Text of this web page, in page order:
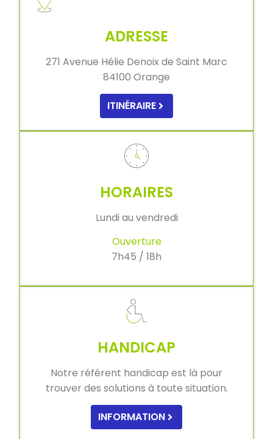
ADRESSE
271 Avenue Hélie Denoix de Saint Marc
84100 Orange
ITINÉRAIRE
HORAIRES
Lundi au vendredi
Ouverture
7h45 / 18h
HANDICAP
Notre référent handicap est là pour
trouver des solutions à toute situation.
INFORMATION